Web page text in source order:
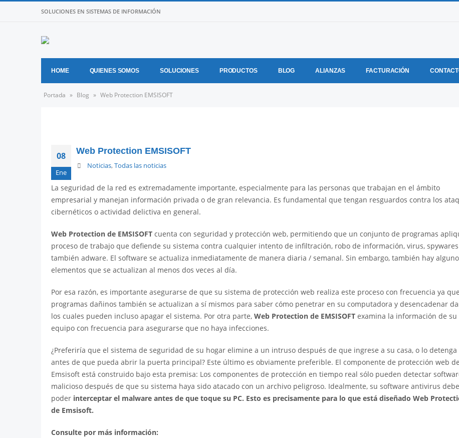
SOLUCIONES EN SISTEMAS DE INFORMACIÓN
HOME QUIENES SOMOS SOLUCIONES PRODUCTOS BLOG ALIANZAS FACTURACIÓN
Portada » Blog » Web Protection EMSISOFT
08
Ene
Web Protection EMSISOFT
Noticias,Todas las noticias
La seguridad de la red es extremadamente importante, especialmente para las personas que trabajan en el ámbito
empresarial y manejan información privada o de gran relevancia. Es fundamental que tengan resguardos contra los
cibernéticos o actividad delictiva en general.
Web Protection de EMSISOFT cuenta con seguridad y protección web, permitiendo que un conjunto de programas
proceso de trabajo que defiende su sistema contra cualquier intento de infiltración, robo de información, virus,
también adware. El software se actualiza inmediatamente de manera diaria / semanal. Sin embargo, también hay
elementos que se actualizan al menos dos veces al día.
Por esa razón, es importante asegurarse de que su sistema de protección web realiza este proceso con frecuencia ya
programas dañinos también se actualizan a sí mismos para saber cómo penetrar en su computadora y desencadenar
los cuales pueden incluso apagar el sistema. Por otra parte, Web Protection de EMSISOFT examina la información de su
equipo con frecuencia para asegurarse que no haya infecciones.
¿Preferiría que el sistema de seguridad de su hogar elimine a un intruso después de que ingrese a su casa, o lo detenga
antes de que pueda abrir la puerta principal? Este último es obviamente preferible. El componente de protección web de
Emsisoft está construido bajo esta premisa: Los componentes de protección en tiempo real sólo pueden detectar
malicioso después de que su sistema haya sido atacado con un archivo peligroso. Idealmente, su software antivirus
poder interceptar el malware antes de que toque su PC. Esto es precisamente para lo que está diseñado Web
de Emsisoft.
Consulte por más información: